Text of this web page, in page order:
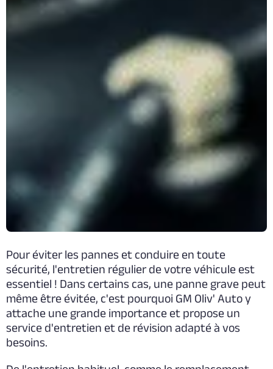
Pour éviter les pannes et conduire en toute
sécurité, l'entretien régulier de votre véhicule est
essentiel ! Dans certains cas, une panne grave peut
même être évitée, c'est pourquoi GM Oliv' Auto y
attache une grande importance et propose un
service d'entretien et de révision adapté à vos
besoins.